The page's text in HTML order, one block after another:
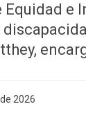
e
2026